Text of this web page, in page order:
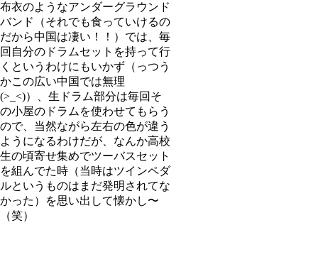
布衣のようなアンダーグラウンド
バンド（それでも食っていけるの
だから中国は凄い！！）では、毎
回自分のドラムセットを持って行
くというわけにもいかず（っつう
かこの広い中国では無理
(>_<)）、生ドラム部分は毎回そ
の小屋のドラムを使わせてもらう
ので、当然ながら左右の色が違う
ようになるわけだが、なんか高校
生の頃寄せ集めでツーバスセット
を組んでた時（当時はツインペダ
ルというものはまだ発明されてな
かった）を思い出して懐かし〜
（笑）